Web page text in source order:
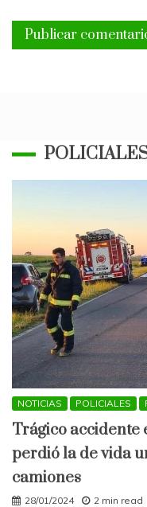
NOTICIAS POLICIALES
Trágico accidente
perdió la de vida
camiones
28/01/2024 2 min read